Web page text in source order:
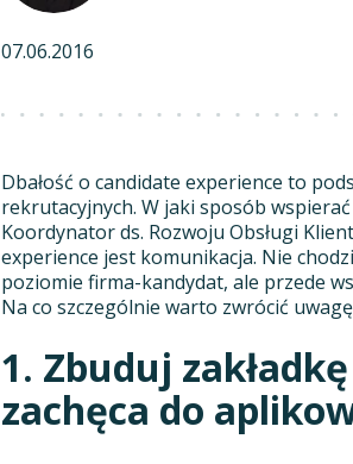
07.06.2016
Dbałość o candidate experience to
rekrutacyjnych. W jaki sposób
Koordynator ds. Rozwoju Obsługi
experience jest komunikacja. Nie
poziomie firma-kandydat, ale przede
Na co szczególnie warto zwrócić
1. Zbuduj
zachęca do